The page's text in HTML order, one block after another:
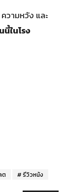
วามหวัง และ
ในโรง
ต
รีวิวหนัง